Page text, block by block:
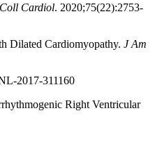
Cardiol. 2020;75(22):2753-
Dilated Cardiomyopathy. J Am
2017-311160
Right Ventricular